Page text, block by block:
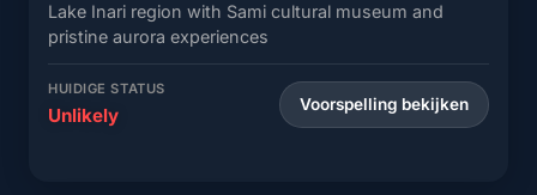
Lake Inari region with Sami cultural museum and
pristine aurora experiences
HUIDIGE STATUS
Unlikely Voorspelling bekijken